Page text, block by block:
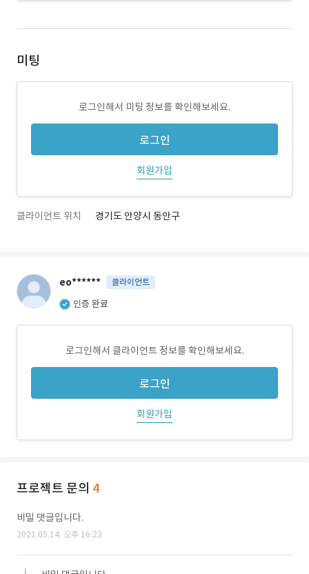
미팅
로그인해서 미팅 정보를 확인해보세요.
로그인
회원가입
클라이언트 위치 경기도 안양시 동안구
eo****** 클라이언트
인증 완료
로그인해서 클라이언트 정보를 확인해보세요.
로그인
회원가입
프로젝트 문의 4
비밀 댓글입니다.
2021.05.14. 오후 16:23